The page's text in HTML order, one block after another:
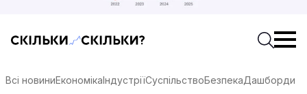
Скільки-скільки? — Медіа про суспільні даніПочати
Всі новиниЕкономікаІндустріїСуспільствоБезпекаДашборди